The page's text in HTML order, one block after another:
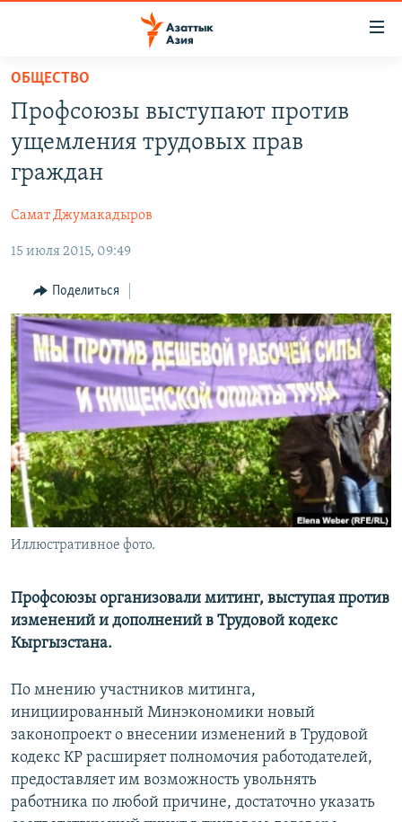
Вернуться
основному
содержанию
Вернутся
главной
навигации
Вернутся
поиску
ЦЕНТРАЛЬНАЯ АЗИЯ
КАЗАХСТАН
ТАДЖИКИСТАН
НОВОСТИ
ҚАЗАҚША
КЫРГЫЗЧА
ЎЗБЕКЧА
ТОҶИКӢ
TÜRKMENÇE
Все сайты РСЕ/РС
ОБЩЕСТВО
Профсоюзы выступают против
ущемления трудовых прав
граждан
Самат Джумакадыров
15 июля 2015, 09:49
Поделиться
Иллюстративное фото.
Профсоюзы организовали митинг, выступая против
изменений и дополнений в Трудовой кодекс
Кыргызстана.
По мнению участников митинга,
инициированный Минэкономики новый
законопроект о внесении изменений в Трудовой
кодекс КР расширяет полномочия работодателей,
предоставляет им возможность увольнять
работника по любой причине, достаточно указать